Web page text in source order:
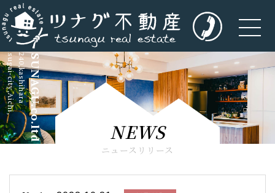
TSUNAGU.co.ltd
5-240,kashihara
kasugai-city,Aichi,
NEWS
ニュースリリース